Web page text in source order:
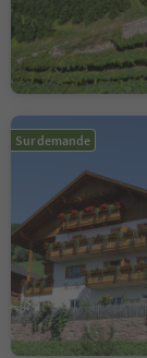
Sur demande